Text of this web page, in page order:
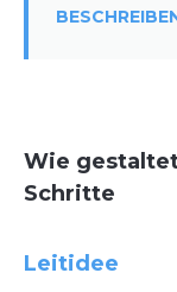
Wie
Schritte
Leitidee